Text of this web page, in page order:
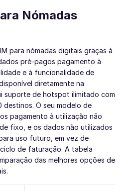
Nómadas
para nómadas digitais graças à
pré-pagos pagamento à
e à funcionalidade de
diretamente na
suporte de hotspot ilimitado com
destinos. O seu modelo de
pagamento à utilização não
fixo, e os dados não utilizados
uso futuro, em vez de
de faturação. A tabela
das melhores opções de